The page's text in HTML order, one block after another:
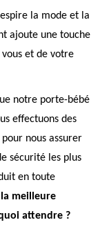
la mode et la
ajoute une touche
et de votre
notre porte-bébé
effectuons des
nous assurer
sécurité les plus
en toute
meilleure
attendre ?